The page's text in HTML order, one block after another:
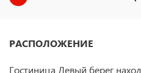
РАСПОЛОЖЕНИЕ
Гостиница Левый берег